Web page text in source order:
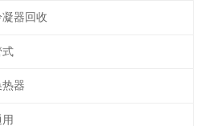
凝器回收
式
热器